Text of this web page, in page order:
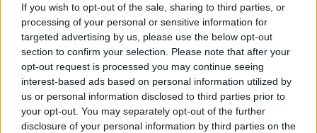
If you wish to opt-out of the sale, sharing to third parties, or
processing of your personal or sensitive information for
targeted advertising by us, please use the below opt-out
section to confirm your selection. Please note that after your
opt-out request is processed you may continue seeing
interest-based ads based on personal information utilized by
us or personal information disclosed to third parties prior to
your opt-out. You may separately opt-out of the further
disclosure of your personal information by third parties on the
également un moyen d’expression pour transformer
ses ressentis en créations concrètes.
Mettre en place des routines rassurantes
Une organisation claire et prévisible rassure l’enfant
et favorise la gestion de ses émotions. Par exemple,
instaurer des horaires réguliers pour les repas, les